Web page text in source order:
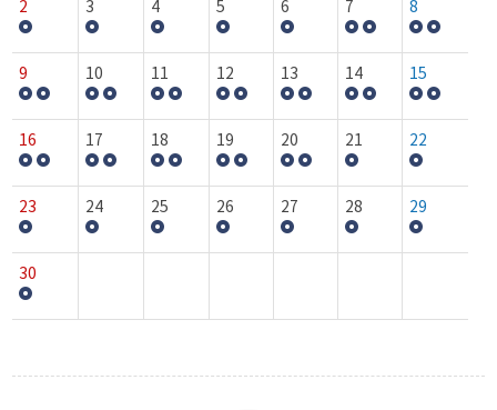
2 3 4 5 6 7 8
9 10 11 12 13 14 15
16 17 18 19 20 21 22
23 24 25 26 27 28 29
30